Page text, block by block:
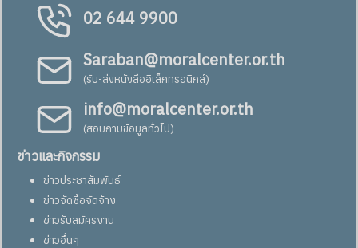
02 644 9900
Saraban@moralcenter.or.th
(รับ-ส่งหนังสืออิเล็กทรอนิกส์)
info@moralcenter.or.th
(สอบถามข้อมูลทั่วไป)
ข่าวและกิจกรรม
ข่าวประชาสัมพันธ์
ข่าวจัดซื้อจัดจ้าง
ข่าวรับสมัครงาน
ข่าวอื่นๆ